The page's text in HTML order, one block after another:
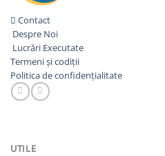
Contact
Despre Noi
Lucrări Executate
Termeni și codiții
Politica de confidențialitate
UTILE